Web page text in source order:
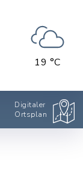
19 °C
Digitaler
Ortsplan